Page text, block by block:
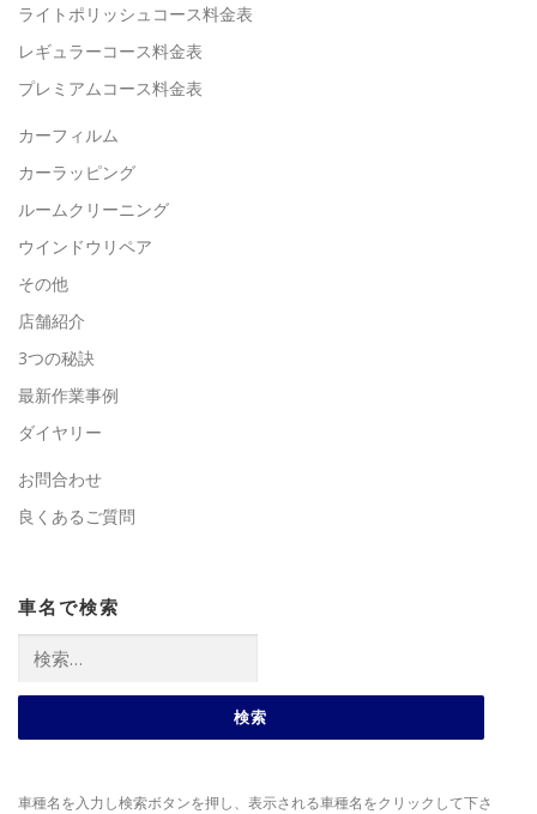
ライトポリッシュコース料金表
レギュラーコース料金表
プレミアムコース料金表
カーフィルム
カーラッピング
ルームクリーニング
ウインドウリペア
その他
店舗紹介
3つの秘訣
最新作業事例
ダイヤリー
お問合わせ
良くあるご質問
車名で検索
索:
車種名を入力し検索ボタンを押し、表示される車種名をクリックして下さ